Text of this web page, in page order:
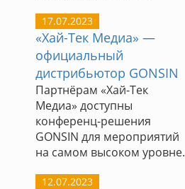
17.07.2023
«Хай-Тек Медиа» —
официальный
дистрибьютор GONSIN
Партнёрам «Хай-Тек
Медиа» доступны
конференц-решения
GONSIN для мероприятий
на самом высоком уровне.
12.07.2023